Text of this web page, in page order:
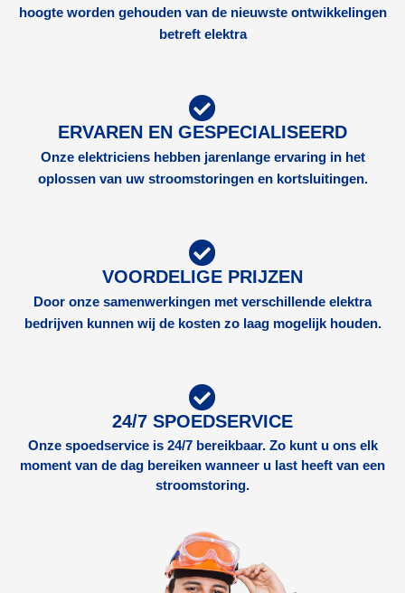
hoogte worden gehouden van de nieuwste ontwikkelingen
betreft elektra
ERVAREN EN GESPECIALISEERD
Onze elektriciens hebben jarenlange ervaring in het
oplossen van uw stroomstoringen en kortsluitingen.
VOORDELIGE PRIJZEN
Door onze samenwerkingen met verschillende elektra
bedrijven kunnen wij de kosten zo laag mogelijk houden.
24/7 SPOEDSERVICE
Onze spoedservice is 24/7 bereikbaar. Zo kunt u ons elk
moment van de dag bereiken wanneer u last heeft van een
stroomstoring.